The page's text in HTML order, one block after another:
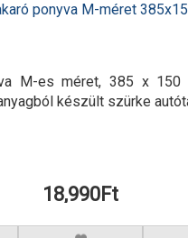
ponyva M-méret
M-es méret, 385 x
készült szürke
18,990Ft